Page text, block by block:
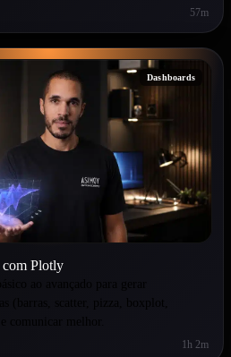
57m
Dashboards
Plotly
(barras, scatter, pizza, boxplot,
1h 2m